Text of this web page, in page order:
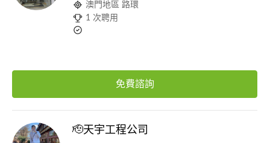
澳門地區 路環
1 次聘用
免費諮詢
🫡天宇工程公司